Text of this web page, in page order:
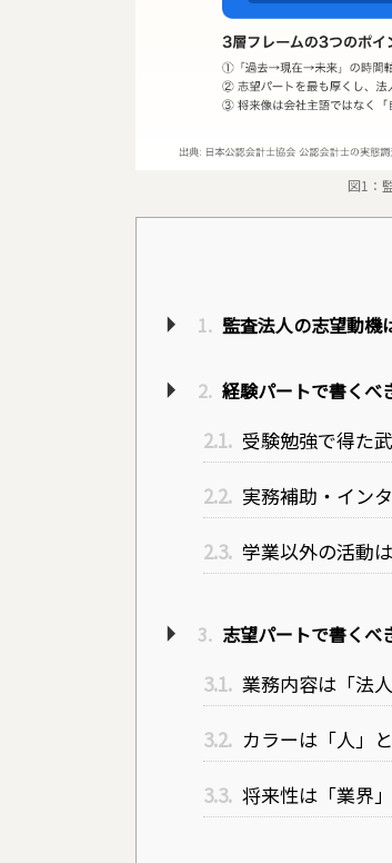
図1：
1. 監査法人の志望動
2. 経験パートで書くべ
2.1. 受験勉強で得た
2.2. 実務補助・イン
2.3. 学業以外の活動
3. 志望パートで書くべ
3.1. 業務内容は「法
3.2. カラーは「人」
3.3. 将来性は「業界